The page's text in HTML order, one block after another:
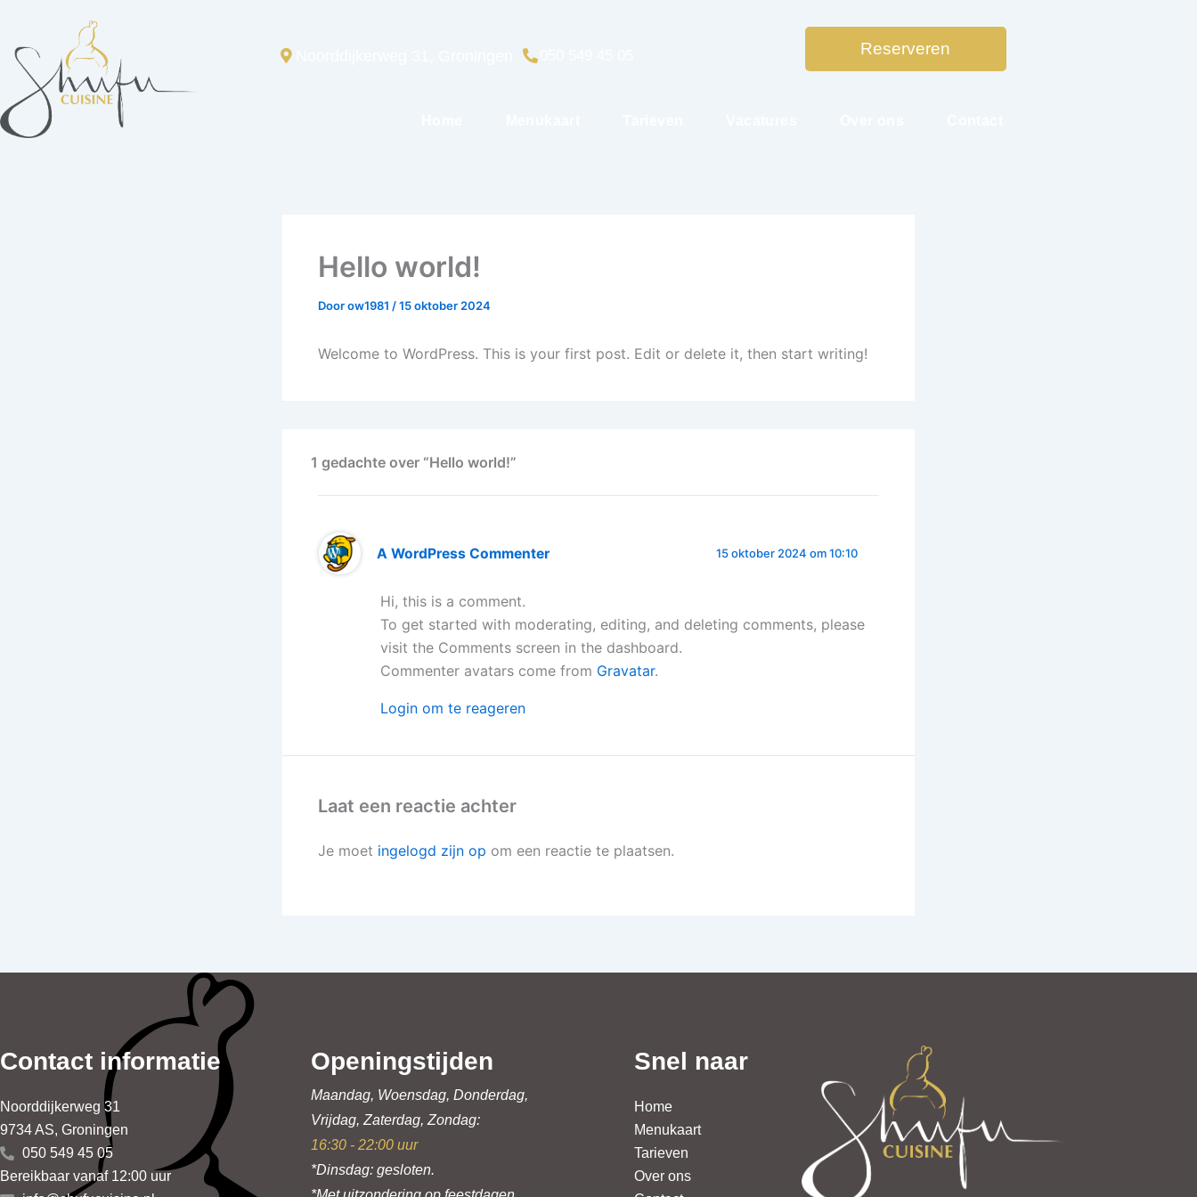
de
inhoud
Reserveren
Hello world!
Doorow1981 /15 oktober 2024
Welcome to WordPress. This is your first post. Edit or delete it, then start writing!
1 gedachte over “Hello world!”
A WordPress Commenter 15 oktober 2024 om 10:10
Hi, this is a comment.
To get started with moderating, editing, and deleting comments, please
visit the Comments screen in the dashboard.
Commenter avatars come from Gravatar.
Login om te reageren
Laat een reactie achter
Je moet ingelogd zijn op om een reactie te plaatsen.
Contact informatie
Noorddijkerweg 31
9734 AS, Groningen
050 549 45 05
Bereikbaar vanaf 12:00 uur
Openingstijden
Maandag, Woensdag, Donderdag,
Vrijdag, Zaterdag, Zondag:
16:30 - 22:00 uur
*Dinsdag: gesloten.
Snel naar
Home
Menukaart
Tarieven
Over ons